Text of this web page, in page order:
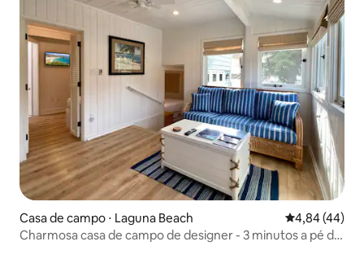
Casa de campo ⋅ Laguna Beach 4,84 de uma
4,84 (44)
Charmosa casa de campo de designer - 3 minutos a pé da